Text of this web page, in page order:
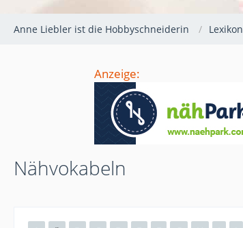
Anne Liebler ist die Hobbyschneiderin Lexikon
Anzeige:
Nähvokabeln